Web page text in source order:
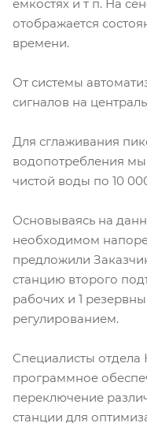
емкостях и т п. На
отображается
времени.
От системы
сигналов на
Для сглаживания
водопотребления мы
чистой воды по 10
Основываясь на
необходимом
предложили
станцию второго
рабочих и 1
регулированием.
Специалисты
программное
переключение
станции для